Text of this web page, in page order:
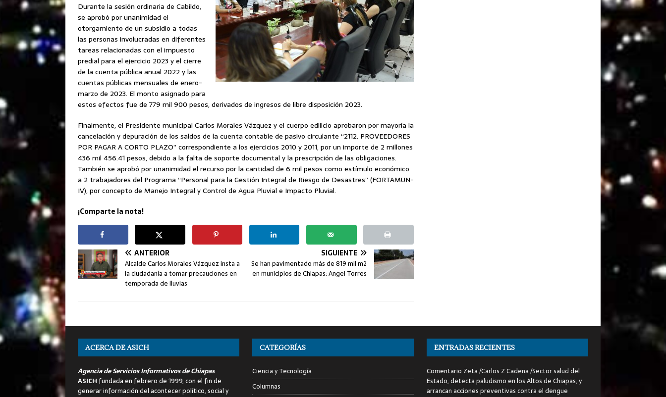
Durante la sesión ordinaria de Cabildo,
se aprobó por unanimidad el
otorgamiento de un subsidio a todas
las personas involucradas en diferentes
tareas relacionadas con el impuesto
predial para el ejercicio 2023 y el cierre
de la cuenta pública anual 2022 y las
cuentas públicas mensuales de enero-
marzo de 2023. El monto asignado para
estos efectos fue de 779 mil 900 pesos, derivados de ingresos de libre disposición 2023.
Finalmente, el Presidente municipal Carlos Morales Vázquez y el cuerpo edilicio aprobaron por mayoría la
cancelación y depuración de los saldos de la cuenta contable de pasivo circulante “2112. PROVEEDORES
POR PAGAR A CORTO PLAZO” correspondiente a los ejercicios 2010 y 2011, por un importe de 2 millones
436 mil 456.41 pesos, debido a la falta de soporte documental y la prescripción de las obligaciones.
También se aprobó por unanimidad el recurso por la cantidad de 6 mil pesos como estímulo económico
a 2 trabajadores del Programa “Personal para la Gestión Integral de Riesgo de Desastres” (FORTAMUN-
IV), por concepto de Manejo Integral y Control de Agua Pluvial e Impacto Pluvial.
¡Comparte la nota!
ANTERIOR
Alcalde Carlos Morales Vázquez insta a
la ciudadanía a tomar precauciones en
temporada de lluvias
SIGUIENTE
Se han pavimentado más de 819 mil m2
en municipios de Chiapas: Angel Torres
ACERCA DE ASICH
Agencia de Servicios Informativos de Chiapas
ASICH fundada en febrero de 1999, con el fin de
generar información del acontecer político, social y
CATEGORÍAS
Ciencia y Tecnología
Columnas
ENTRADAS RECIENTES
Comentario Zeta /Carlos Z Cadena /Sector salud del
Estado, detecta paludismo en los Altos de Chiapas, y
arrancan acciones preventivas contra el dengue